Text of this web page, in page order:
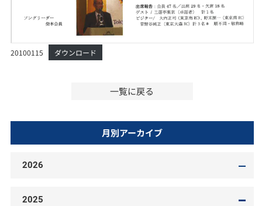
20100115 ダウンロード
一覧に戻る
月別アーカイブ
2026
2025